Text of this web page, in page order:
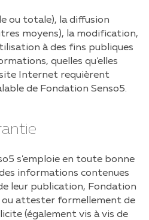
ou totale), la diffusion
moyens), la modification,
à des fins publiques
quelles qu'elles
Internet requièrent
de Fondation Senso5.
s'emploie en toute bonne
informations contenues
leur publication, Fondation
attester formellement de
(également vis à vis de